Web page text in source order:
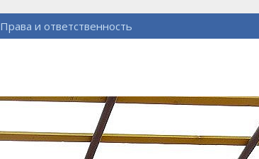
Права и ответственность